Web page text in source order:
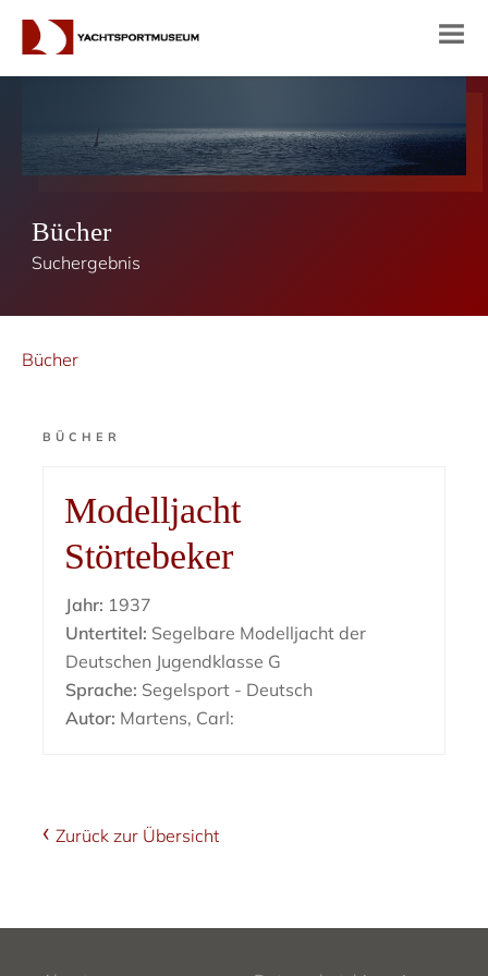
Bücher
Suchergebnis
Bücher
BÜCHER
Modelljacht
Störtebeker
Jahr: 1937
Untertitel: Segelbare Modelljacht der
Deutschen Jugendklasse G
Sprache: Segelsport - Deutsch
Autor: Martens, Carl:
Zurück zur Übersicht